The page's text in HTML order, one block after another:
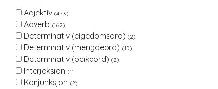
Adjektiv (453)
Adverb (162)
Determinativ (eigedomsord) (2)
Determinativ (mengdeord) (10)
Determinativ (peikeord) (2)
Interjeksjon (1)
Konjunksjon (2)